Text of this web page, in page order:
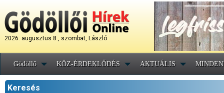
2026. augusztus 8., szombat, László
Gödöllő KÖZ-ÉRDEKLŐDÉS AKTUÁLIS
Keresés